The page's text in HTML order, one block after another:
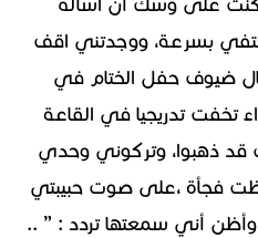
بسرعة، ووجدتني اقف
ضيوف حفل الختام في
تخفت تدريجيا في القاعة
ذهبوا، وتركوني وحدي
فجأة ،على صوت حبيبتي
أني سمعتها تردد : ” ..